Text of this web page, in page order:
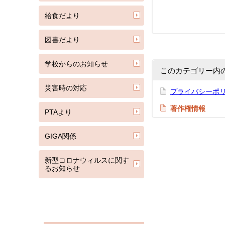
給食だより
図書だより
学校からのお知らせ
災害時の対応
PTAより
GIGA関係
新型コロナウィルスに関す
るお知らせ
このカテゴリー内
プライバシーポ
著作権情報